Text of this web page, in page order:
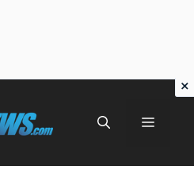
Menu